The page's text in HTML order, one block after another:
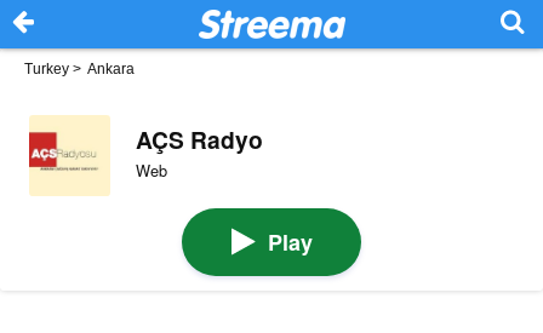
Turkey > Ankara
AÇS Radyo
Web
Play